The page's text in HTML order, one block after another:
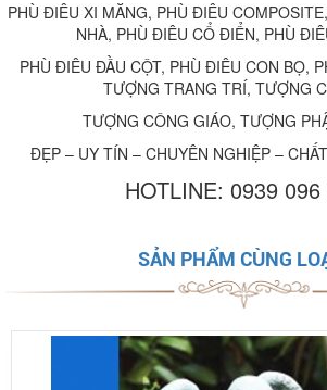
PHÙ ĐIÊU XI MĂNG, PHÙ ĐIÊU
NHÀ, PHÙ ĐIÊU CỔ ĐIỂN, PHÙ
PHÙ ĐIÊU ĐẦU CỘT, PHÙ ĐIÊU CON BỌ,
TƯỢNG TRANG TRÍ, TƯỢNG
TƯỢNG CÔNG GIÁO, TƯỢNG
ĐẸP – UY TÍN – CHUYÊN NGHIỆP –
HOTLINE: 0939 096
SẢN PHẨM CÙNG